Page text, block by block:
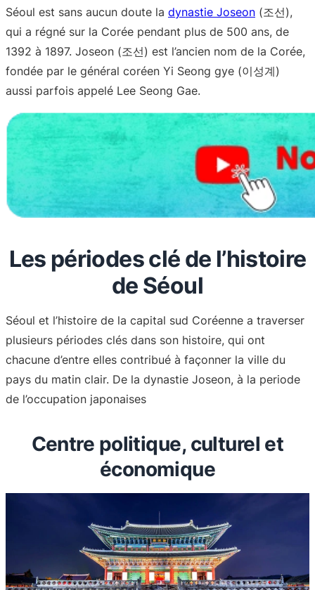
Séoul est sans aucun doute la dynastie Joseon (조선),
qui a régné sur la Corée pendant plus de 500 ans, de
1392 à 1897. Joseon (조선) est l’ancien nom de la Corée,
fondée par le général coréen Yi Seong gye (이성계)
aussi parfois appelé Lee Seong Gae.
Les périodes clé de l’histoire
de Séoul
Séoul et l’histoire de la capital sud Coréenne a traverser
plusieurs périodes clés dans son histoire, qui ont
chacune d’entre elles contribué à façonner la ville du
pays du matin clair. De la dynastie Joseon, à la periode
de l’occupation japonaises
Centre politique, culturel et
économique